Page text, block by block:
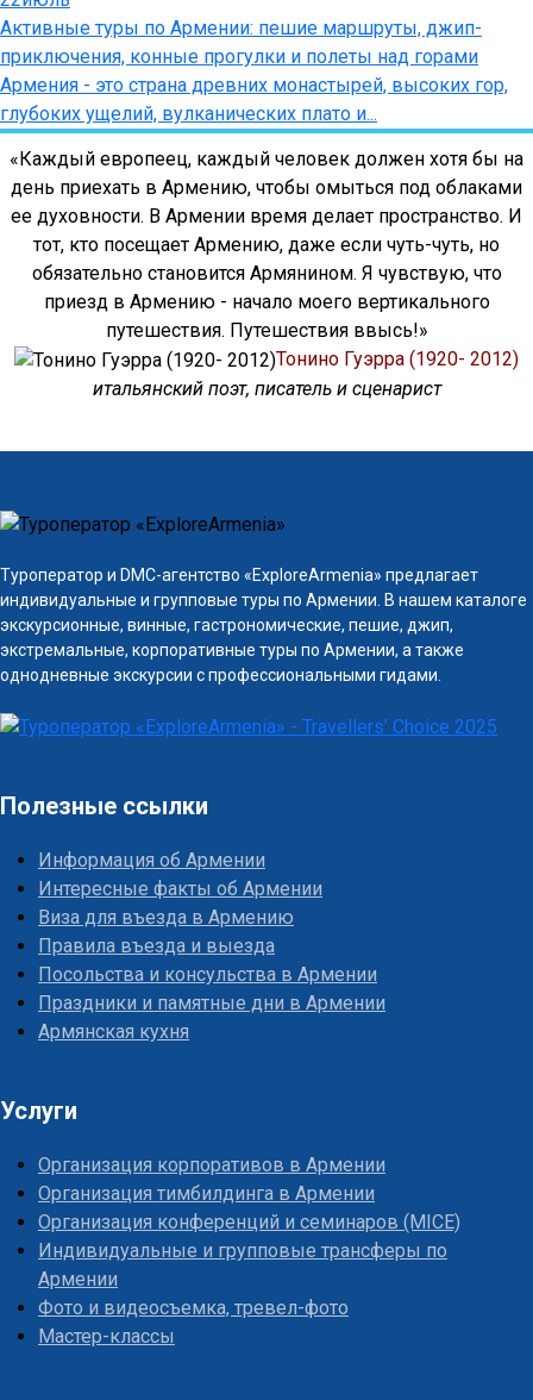
Активные туры по Армении: пешие маршруты, джип-
приключения, конные прогулки и полеты над горами
Армения - это страна древних монастырей, высоких гор,
глубоких ущелий, вулканических плато и...
«Каждый европеец, каждый человек должен хотя бы на
день приехать в Армению, чтобы омыться под облаками
ее духовности. В Армении время делает пространство. И
тот, кто посещает Армению, даже если чуть-чуть, но
обязательно становится Армянином. Я чувствую, что
приезд в Армению - начало моего вертикального
путешествия. Путешествия ввысь!»
Тонино Гуэрра (1920- 2012)
итальянский поэт, писатель и сценарист
Туроператор и DMC-агентство «ExploreArmenia» предлагает
индивидуальные и групповые туры по Армении. В нашем каталоге
экскурсионные, винные, гастрономические, пешие, джип,
экстремальные, корпоративные туры по Армении, а также
однодневные экскурсии с профессиональными гидами.
Полезные ссылки
Информация об Армении
Интересные факты об Армении
Виза для въезда в Армению
Правила въезда и выезда
Посольства и консульства в Армении
Праздники и памятные дни в Армении
Армянская кухня
Услуги
Организация корпоративов в Армении
Организация тимбилдинга в Армении
Организация конференций и семинаров (MICE)
Индивидуальные и групповые трансферы по
Армении
Фото и видеосъемка, тревел-фото
Мастер-классы